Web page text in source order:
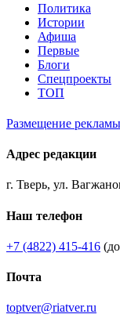
Политика
Истории
Афиша
Первые
Блоги
Спецпроекты
ТОП
Размещение рекламы
Адрес редакции
г. Тверь, ул.
Наш телефон
+7 (4822) 415-416
Почта
toptver@riatver.ru